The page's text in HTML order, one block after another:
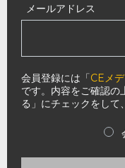
メールアドレス
会員登録には「CEメ
です。内容をご確認の
る」にチェックをして